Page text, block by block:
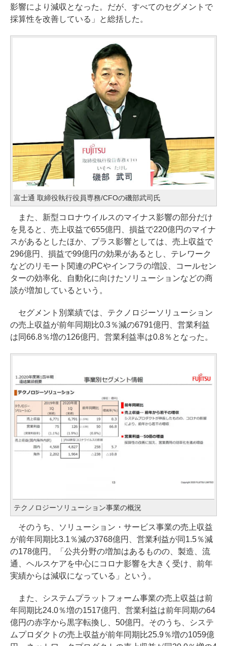
影響により減収となった。だが、すべてのセグメントで
採算性を改善している」と総括した。
富士通 取締役執行役員専務/CFOの磯部武司氏
また、新型コロナウイルスのマイナス影響の部分だけ
を見ると、売上収益で655億円、損益で220億円のマイナ
スがあるとしたほか、プラス影響としては、売上収益で
296億円、損益で99億円の効果があるとし、テレワーク
などのリモート関連のPCやインフラの増設、コールセン
ターの効率化、自動化に向けたソリューションなどの商
談が増加しているという。
セグメント別業績では、テクノロジーソリューション
の売上収益が前年同期比0.3％減の6791億円、営業利益
は同66.8％増の126億円。営業利益率は0.8％となった。
テクノロジーソリューション事業の概況
そのうち、ソリューション・サービス事業の売上収益
が前年同期比3.1％減の3768億円、営業利益が同1.5％減
の178億円。「公共分野の増加はあるものの、製造、流
通、ヘルスケアを中心にコロナ影響を大きく受け、前年
実績からは減収になっている」という。
また、システムプラットフォーム事業の売上収益は前
年同期比24.0％増の1517億円、営業利益は前年同期の64
億円の赤字から黒字転換し、50億円。そのうち、システ
ムプロダクトの売上収益が前年同期比25.9％増の1059億